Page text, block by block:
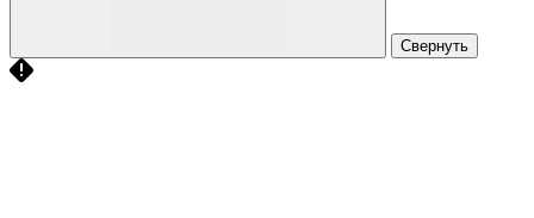
Свернуть